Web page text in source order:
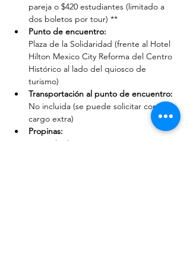
pareja o $420 estudiantes (limitado a
dos boletos por tour) **
Punto de encuentro:
Plaza de la Solidaridad (frente al Hotel
Hilton Mexico City Reforma del Centro
Histórico al lado del quiosco de
turismo)
Transportación al punto de encuentro:
No incluida (se puede solicitar con un
cargo extra)
Propinas:
No incluidas